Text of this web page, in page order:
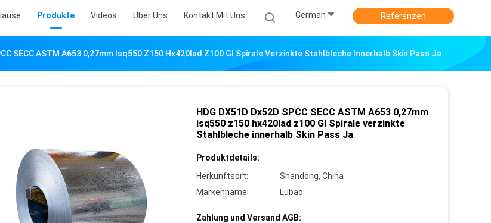
Produkte Videos Über Uns Kontakt Mit Uns German Referenzen
SECC ASTM A653 0,27mm Isq550 Z150 Hx420lad Z100 GI Spirale Verzinkte Stahlbleche Innerhalb Skin Pass Ja
HDG DX51D Dx52D SPCC SECC ASTM A653 0,27mm
isq550 z150 hx420lad z100 GI Spirale verzinkte
Stahlbleche innerhalb Skin Pass Ja
Produktdetails:
Herkunftsort:
Shandong, China
Markenname:
Lubao
Zahlung und Versand AGB: